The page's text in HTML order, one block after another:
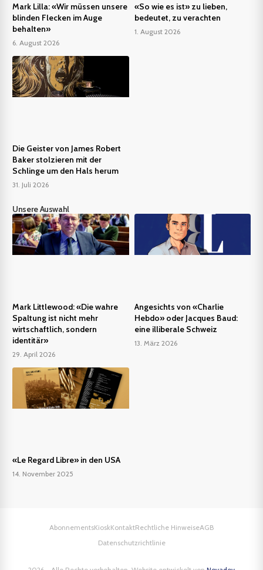
Mark Lilla: «Wir müssen unsere
blinden Flecken im Auge
behalten»
6. August 2026
«So wie es ist» zu lieben,
bedeutet, zu verachten
1. August 2026
Die Geister von James Robert
Baker stolzieren mit der
Schlinge um den Hals herum
31. Juli 2026
Unsere Auswahl
Mark Littlewood: «Die wahre
Spaltung ist nicht mehr
wirtschaftlich, sondern
identitär»
29. April 2026
Angesichts von «Charlie
Hebdo» oder Jacques Baud:
eine illiberale Schweiz
13. März 2026
«Le Regard Libre» in den USA
14. November 2025
AbonnementsKioskKontaktRechtliche HinweiseAGB
Datenschutzrichtlinie